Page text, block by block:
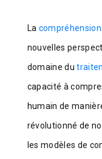
La
nouvelles
domaine du
capacité à
humain de
révolutionné de
les modèles de